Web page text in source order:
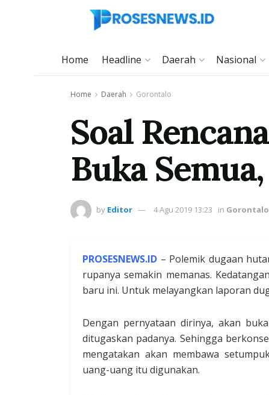
Home Headline Daerah Nasional
Home Daerah Gorontalo
Soal
Buka
by Editor 4 Agu 2019 13:23 in Gorontalo
PROSESNEWS.ID – Polemik dugaan
rupanya semakin memanas.
baru ini. Untuk melayangkan laporan
Dengan pernyataan dirinya, akan
ditugaskan padanya. Sehingga
mengatakan akan membawa
uang-uang itu digunakan.